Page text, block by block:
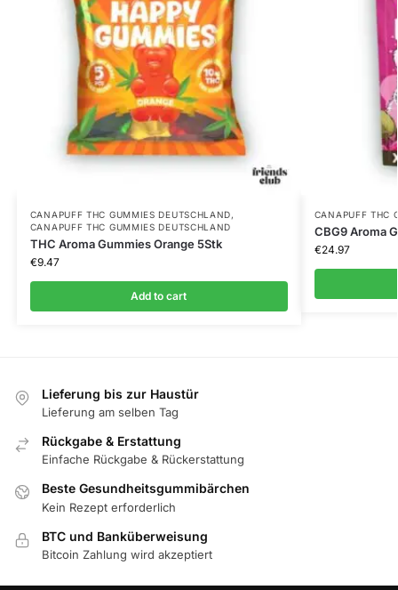
CANAPUFF THC GUMMIES​ DEUTSCHLAND,
CANAPUFF THC GUMMIES​ DEUTSCHLAND
THC Aroma Gummies Orange 5Stk
€9.47
Add to cart
CANAPUFF THC
CBG9 Aroma
€24.97
Lieferung bis zur Haustür
Lieferung am selben Tag
Rückgabe & Erstattung
Einfache Rückgabe & Rückerstattung
Beste Gesundheitsgummibärchen
Kein Rezept erforderlich
BTC und Banküberweisung
Bitcoin Zahlung wird akzeptiert